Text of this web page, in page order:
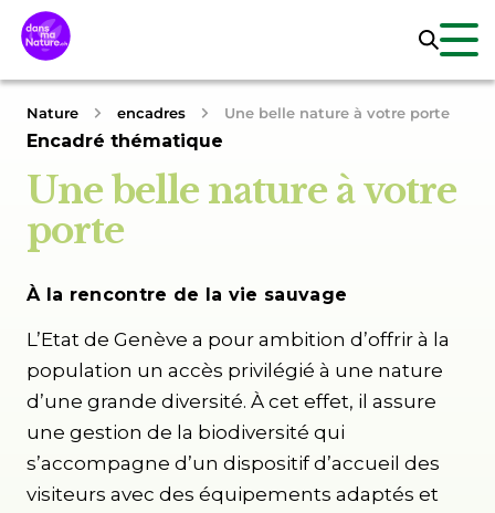
Nature encadres Une belle nature à votre porte
Encadré thématique
Une belle nature à votre
porte
À la rencontre de la vie sauvage
L’Etat de Genève a pour ambition d’offrir à la
population un accès privilégié à une nature
d’une grande diversité. À cet effet, il assure
une gestion de la biodiversité qui
s’accompagne d’un dispositif d’accueil des
visiteurs avec des équipements adaptés et